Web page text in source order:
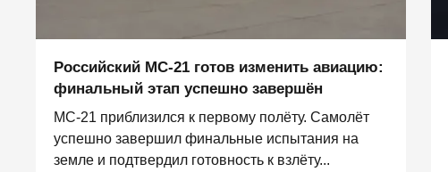
Российский МС-21 готов изменить авиацию:
финальный этап успешно завершён
МС-21 приблизился к первому полёту. Самолёт
успешно завершил финальные испытания на
земле и подтвердил готовность к взлёту...